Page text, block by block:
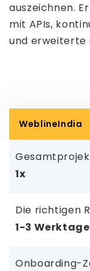
auszeichnen.
mit APIs,
und erweiterte
WeblineIndia
1x
Die richtigen
1-3 Werktage
Onboarding-